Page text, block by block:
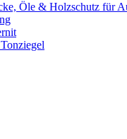
Öle & Holzschutz für